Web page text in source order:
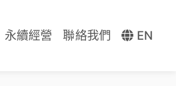
永續經營 聯絡我們 EN